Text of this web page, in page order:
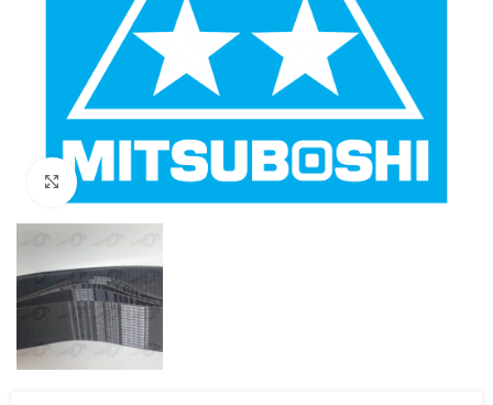
Click to enlarge